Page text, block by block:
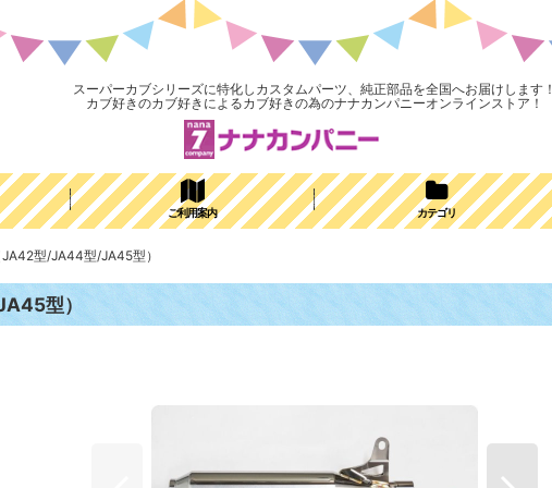
スーパーカブシリーズに特化しカスタムパーツ、純正部品を全国へお届けします！
カブ好きのカブ好きによるカブ好きの為のナナカンパニーオンラインストア！
ご利用案内 カテゴリ
型/JA44型/JA45型）
型）